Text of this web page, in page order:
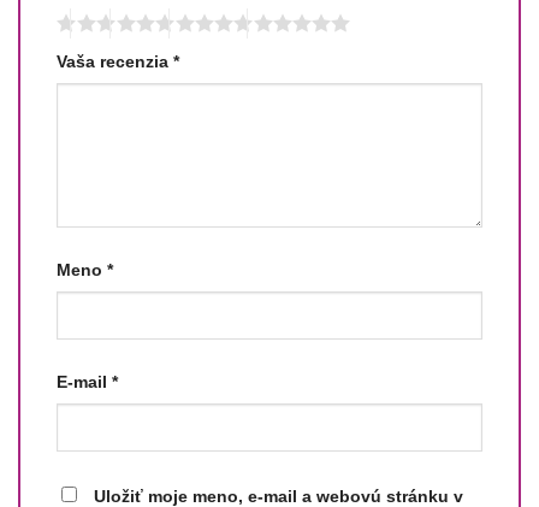
Vaša recenzia *
Meno *
E-mail *
Uložiť moje meno, e-mail a webovú stránku v